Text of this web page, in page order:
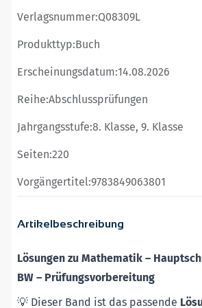
Artikelbeschreibung
Lösungen zu Mathematik –
BW – Prüfungsvorbereitung
💡 Dieser Band ist das passende
Verlagsnummer:Q08309L
Produkttyp:Buch
Erscheinungsdatum:14.08.2026
Reihe:Abschlussprüfungen
Jahrgangsstufe:8. Klasse, 9. Klasse
Seiten:220
Vorgängertitel:9783849063801